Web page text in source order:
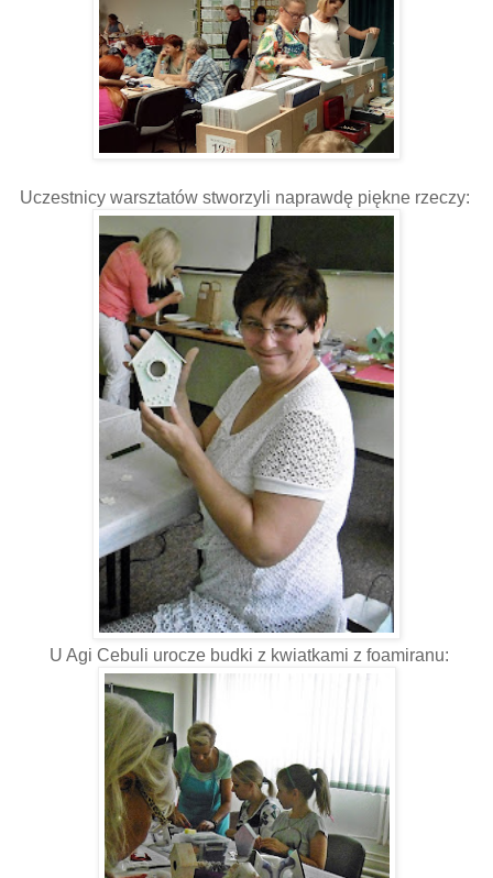
Uczestnicy warsztatów stworzyli naprawdę piękne rzeczy:
U Agi Cebuli urocze budki z kwiatkami z foamiranu: